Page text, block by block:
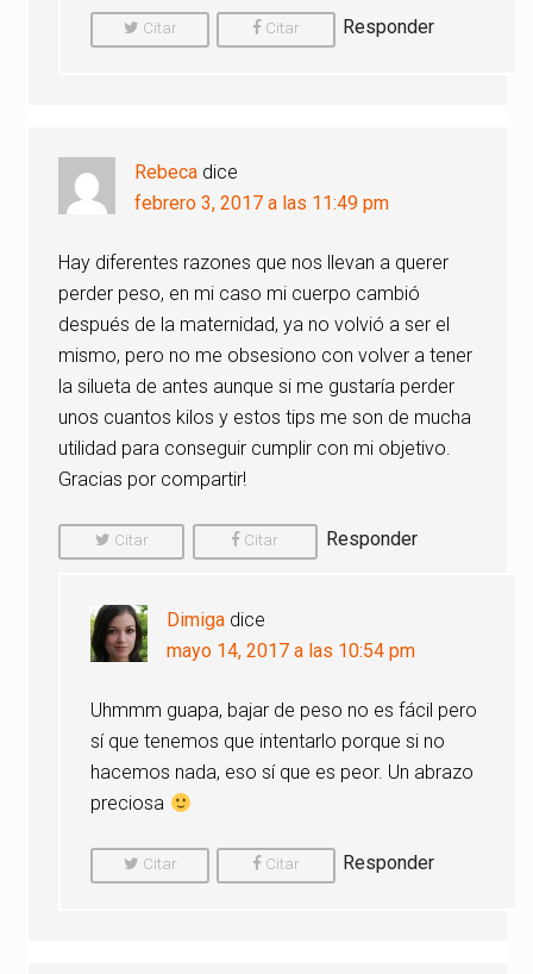
Citar
Comentario
Citar
Comentario
Responder
Rebeca dice
febrero 3, 2017 a las 11:49 pm
Hay diferentes razones que nos llevan a querer
perder peso, en mi caso mi cuerpo cambió
después de la maternidad, ya no volvió a ser el
mismo, pero no me obsesiono con volver a tener
la silueta de antes aunque si me gustaría perder
unos cuantos kilos y estos tips me son de mucha
utilidad para conseguir cumplir con mi objetivo.
Gracias por compartir!
Citar
Comentario
Citar
Comentario
Responder
Dimiga dice
mayo 14, 2017 a las 10:54 pm
Uhmmm guapa, bajar de peso no es fácil pero
sí que tenemos que intentarlo porque si no
hacemos nada, eso sí que es peor. Un abrazo
preciosa
Citar
Comentario
Citar
Comentario
Responder